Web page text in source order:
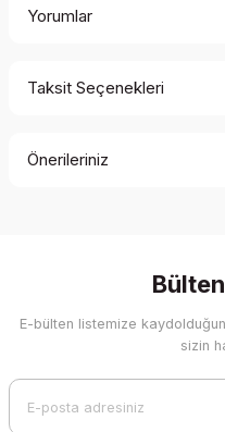
Yorumlar
Taksit Seçenekleri
Önerileriniz
Görüş ve önerileriniz için
Ürün resmi kalitesiz,
E-bülten listemize
sizin